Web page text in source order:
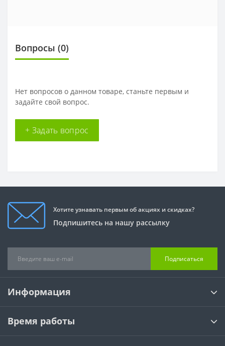
Вопросы (0)
Нет вопросов о данном товаре, станьте первым и
задайте свой вопрос.
+ Задать вопрос
Хотите узнавать первым об акциях и скидках?
Подпишитесь на нашу рассылку
Подписаться
Информация
Время работы